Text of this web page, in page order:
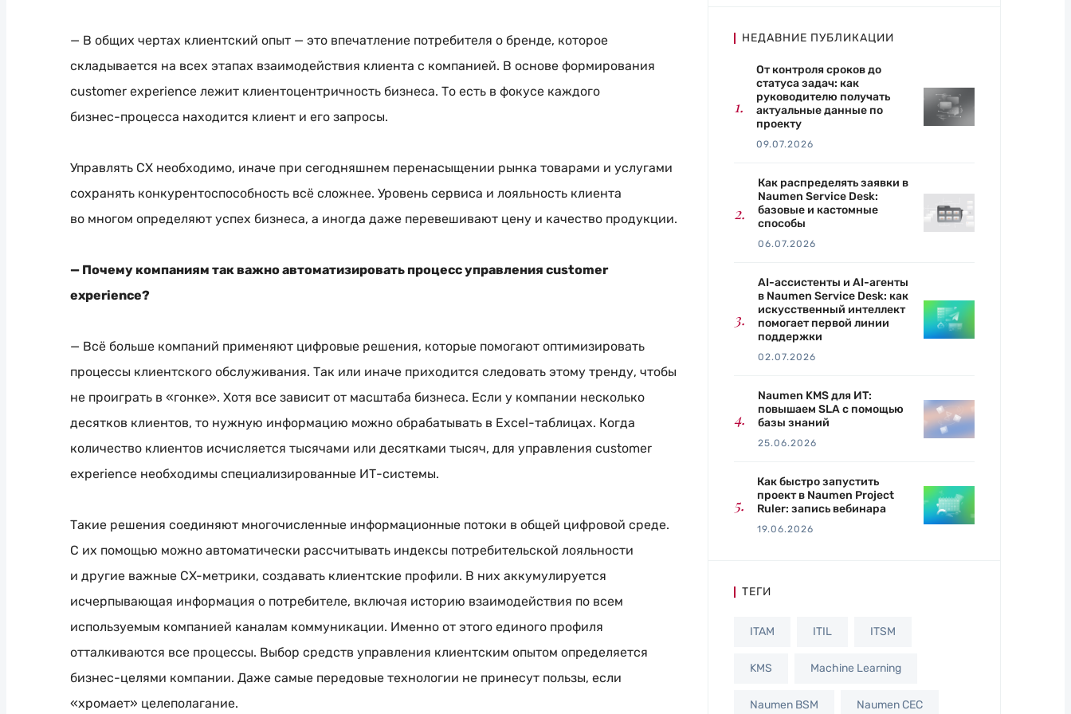
— В общих чертах клиентский опыт — это впечатление потребителя о бренде, которое
складывается на всех этапах взаимодействия клиента с компанией. В основе формирования
customer experience лежит клиентоцентричность бизнеса. То есть в фокусе каждого
бизнес-процесса находится клиент и его запросы.
Управлять CX необходимо, иначе при сегодняшнем перенасыщении рынка товарами и услугами
сохранять конкурентоспособность всё сложнее. Уровень сервиса и лояльность клиента
во многом определяют успех бизнеса, а иногда даже перевешивают цену и качество продукции.
— Почему компаниям так важно автоматизировать процесс управления customer
experience?
— Всё больше компаний применяют цифровые решения, которые помогают оптимизировать
процессы клиентского обслуживания. Так или иначе приходится следовать этому тренду, чтобы
не проиграть в «гонке». Хотя все зависит от масштаба бизнеса. Если у компании несколько
десятков клиентов, то нужную информацию можно обрабатывать в Еxcel-таблицах. Когда
количество клиентов исчисляется тысячами или десятками тысяч, для управления customer
experience необходимы специализированные ИТ-системы.
Такие решения соединяют многочисленные информационные потоки в общей цифровой среде.
С их помощью можно автоматически рассчитывать индексы потребительской лояльности
и другие важные CX-метрики, создавать клиентские профили. В них аккумулируется
исчерпывающая информация о потребителе, включая историю взаимодействия по всем
используемым компанией каналам коммуникации. Именно от этого единого профиля
отталкиваются все процессы. Выбор средств управления клиентским опытом определяется
бизнес-целями компании. Даже самые передовые технологии не принесут пользы, если
«хромает» целеполагание.
НЕДАВНИЕ ПУБЛИКАЦИИ
От контроля сроков до
статуса задач: как
руководителю получать
актуальные данные по
проекту
09.07.2026
Как распределять заявки в
Naumen Service Desk:
базовые и кастомные
способы
06.07.2026
AI-ассистенты и AI-агенты
в Naumen Service Desk: как
искусственный интеллект
помогает первой линии
поддержки
02.07.2026
Naumen KMS для ИТ:
повышаем SLA с помощью
базы знаний
25.06.2026
Как быстро запустить
проект в Naumen Project
Ruler: запись вебинара
19.06.2026
ТЕГИ
ITAM ITIL ITSM
KMS Machine Learning
Naumen BSM Naumen CEC